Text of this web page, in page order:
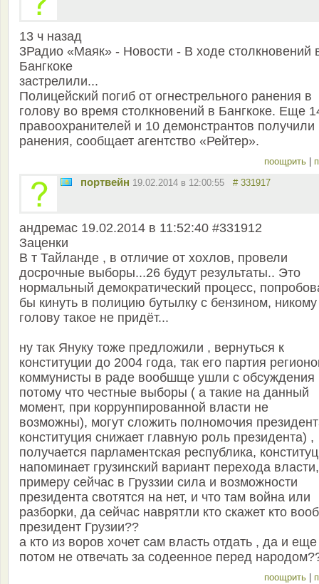
13 ч назад
3Радио «Маяк» - Новости - В ходе столкновений
Бангкоке
застрелили...
Полицейский погиб от огнестрельного ранения в
голову во время столкновений в Бангкоке. Еще
правоохранителей и 10 демонстрантов получили
ранения, сообщает агентство «Рейтер».
поощрить
портвейн 19.02.2014 в 12:00:55 # 331917
андремас 19.02.2014 в 11:52:40 #331912
Заценки
В т Тайланде , в отличие от хохлов, провели
досрочные выборы...26 будут результаты.. Это
нормальный демократический процесс,
бы кинуть в полицию бутылку с бензином,
голову такое не придёт...
ну так Януку тоже предложили , вернуться к
конституции до 2004 года, так его партия
коммунисты в раде вообшще ушли с обсуждения
потому что честные выборы ( а такие на данный
момент, при коррунпированной власти не
возможны), могут сложить полномочия
конституция снижает главную роль президента) ,
получается парламентская республика,
напоминает грузинский вариант перехода
примеру сейчас в Груззии сила и возможности
президента свотятся на нет, и что там война или
разборки, да сейчас наврятли кто скажет кто
президент Грузии??
а кто из воров хочет сам власть отдать , да и еще
потом не отвечать за содеенное перед
поощрить